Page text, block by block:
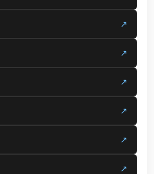
↗
↗
↗
↗
↗
↗